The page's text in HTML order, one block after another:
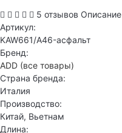
5 отзывов Описание
Артикул:
KAW661/A46-асфальт
Бренд:
ADD (все товары)
Страна бренда:
Италия
Производство:
Китай, Вьетнам
Длина: